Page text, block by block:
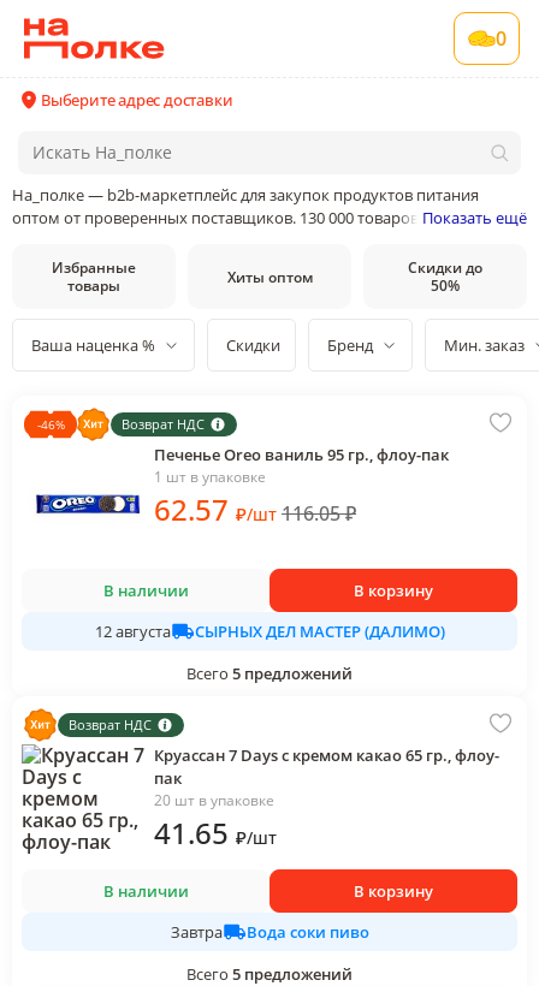
0
Выберите адрес доставки
На_полке — b2b-маркетплейс для закупок продуктов питания
оптом от проверенных поставщиков. 130 000 товаров от 400Показать ещё
Избранные
товары
Хиты оптом
Скидки до
50%
Ваша наценка % Скидки Бренд Мин. заказ
-46% Возврат НДС
Печенье Oreo ваниль 95 гр., флоу-пак
1 шт в упаковке
62.57 ₽/шт 116.05₽
В наличии
В корзину
12 августа
СЫРНЫХ ДЕЛ МАСТЕР (ДАЛИМО)
Всего 5 предложений
Возврат НДС
Круассан 7 Days с кремом какао 65 гр., флоу-
пак
20 шт в упаковке
41.65 ₽/шт
В наличии
В корзину
Завтра
Вода соки пиво
Всего 5 предложений